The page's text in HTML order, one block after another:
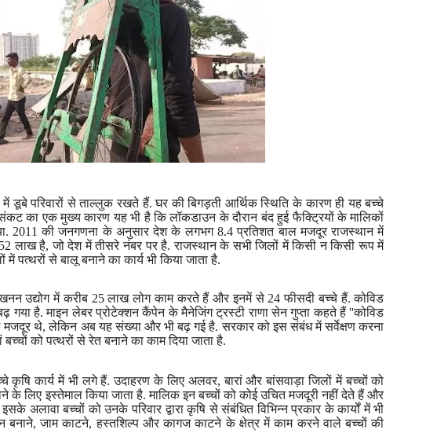
में डूबे परिवारों से ताल्लुक रखते हैं. घर की बिगड़ती आर्थिक स्थिति के कारण ही यह बच्चे
का एक मुख्य कारण यह भी है कि लॉकडाउन के दौरान बंद हुई फैक्ट्रियों के मालिकों
2011की जनगणना के अनुसार देश के लगभग8.4प्रतिशत बाल मजदूर राजस्थान में
लाख है,जो देश में तीसरे नंबर पर है. राजस्थान के सभी जिलों में किसी न किसी रूप में
में पत्थरों से बालू बनाने का कार्य भी किया जाता है.
उद्योग में करीब25लाख लोग काम करते हैं और इनमें से24फीसदी बच्चे हैं. कोविड
गया है. माइन लेबर प्रोटेक्शन कैंपेन के मैनेजिंग ट्रस्टी राणा सेन गुप्ता कहते हैं ''कोविड
मजदूर थे,लेकिन अब यह संख्या और भी बढ़ गई है. सरकार को इस संबंध में सर्वेक्षण करना
को पत्थरों से रेत बनाने का काम दिया जाता है.
कार्य में भी लगे हैं. उदाहरण के लिए अलवर,बारां और बांसवाड़ा जिलों में बच्चों को
के लिए इस्तेमाल किया जाता है. मालिक इन बच्चों को कोई उचित मजदूरी नहीं देते हैं और
अलावा बच्चों को उनके परिवार द्वारा कृषि से संबंधित विभिन्न प्रकार के कार्यों में भी
बनाने,जाम काटने,हस्तशिल्प और कागज काटने के क्षेत्र में काम करने वाले बच्चों की